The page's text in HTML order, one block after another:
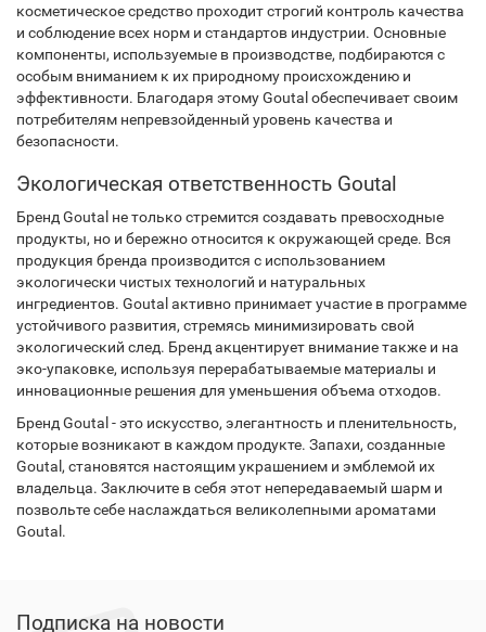
косметическое средство проходит строгий контроль качества
и соблюдение всех норм и стандартов индустрии. Основные
компоненты, используемые в производстве, подбираются с
особым вниманием к их природному происхождению и
эффективности. Благодаря этому Goutal обеспечивает своим
потребителям непревзойденный уровень качества и
безопасности.
Экологическая ответственность Goutal
Бренд Goutal не только стремится создавать превосходные
продукты, но и бережно относится к окружающей среде. Вся
продукция бренда производится с использованием
экологически чистых технологий и натуральных
ингредиентов. Goutal активно принимает участие в программе
устойчивого развития, стремясь минимизировать свой
экологический след. Бренд акцентирует внимание также и на
эко-упаковке, используя перерабатываемые материалы и
инновационные решения для уменьшения объема отходов.
Бренд Goutal - это искусство, элегантность и пленительность,
которые возникают в каждом продукте. Запахи, созданные
Goutal, становятся настоящим украшением и эмблемой их
владельца. Заключите в себя этот непередаваемый шарм и
позвольте себе наслаждаться великолепными ароматами
Goutal.
Подписка на новости